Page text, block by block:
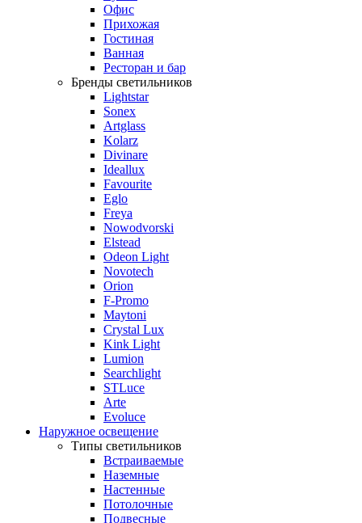
Офис
Прихожая
Гостиная
Ванная
Ресторан и бар
Бренды светильников
Lightstar
Sonex
Artglass
Kolarz
Divinare
Ideallux
Favourite
Eglo
Freya
Nowodvorski
Elstead
Odeon Light
Novotech
Orion
F-Promo
Maytoni
Crystal Lux
Kink Light
Lumion
Searchlight
STLuce
Arte
Evoluce
Наружное освещение
Типы светильников
Встраиваемые
Наземные
Настенные
Потолочные
Подвесные